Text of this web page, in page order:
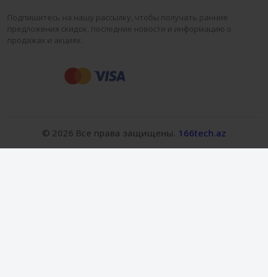
Подпишитесь на нашу рассылку, чтобы получать ранние
предложения скидок, последние новости и информацию о
продажах и акциях.
© 2026 Все права защищены. 166tech.az